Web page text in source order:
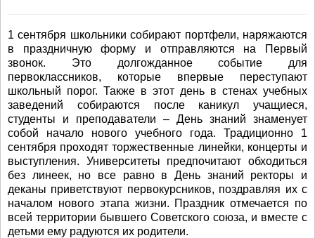
1 сентября школьники собирают портфели, наряжаются
в праздничную форму и отправляются на Первый
звонок. Это долгожданное событие для
первоклассников, которые впервые переступают
школьный порог. Также в этот день в стенах учебных
заведений собираются после каникул учащиеся,
студенты и преподаватели – День знаний знаменует
собой начало нового учебного года. Традиционно 1
сентября проходят торжественные линейки, концерты и
выступления. Университеты предпочитают обходиться
без линеек, но все равно в День знаний ректоры и
деканы приветствуют первокурсников, поздравляя их с
началом нового этапа жизни. Праздник отмечается по
всей территории бывшего Советского союза, и вместе с
детьми ему радуются их родители.